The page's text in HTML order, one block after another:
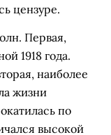
цензуре.
Первая,
1918 года.
наиболее
жизни
по
высокой